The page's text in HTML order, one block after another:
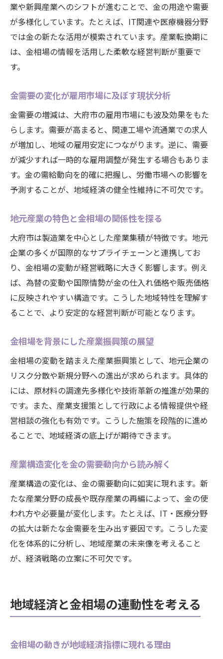
業や新興産業へのシフトが進むことで、金の用途や需要
が多様化しています。たとえば、IT関連や医療機器分野
では金の新たな活用が模索されています。産業転換期に
は、金相場の情報を活用した柔軟な経営判断が重要で
す。
金需要の変化が雇用市場に及ぼす現状分析
金需要の増減は、大府市の雇用市場にも波及効果をもた
らします。需要が高まると、関連工場や流通業での求人
が増加し、地域の雇用安定につながります。逆に、需要
が減少すれば一時的な雇用調整が発生する場合もありま
す。金の需給動向を的確に把握し、労働市場への影響を
予測することが、地域経済の健全性維持に不可欠です。
地元産業の特色と金相場の関係性を探る
大府市は製造業を中心とした産業集積が特徴です。地元
企業の多くが国際的なサプライチェーンと連携してお
り、金相場の変動が経営戦略に大きく影響します。例え
ば、為替の変動や国際情勢が金の仕入れ価格や販売価格
に反映されやすい構造です。こうした地域特性を理解す
ることで、より安定的な経営判断が可能となります。
金相場を背景にした産業振興策の展望
金相場の変動を踏まえた産業振興策として、地元企業の
リスク分散や新規分野への進出が求められます。具体的
には、原材料の調達先多様化や技術革新の推進が効果的
です。また、産業支援策として行政による情報提供や経
営相談の強化も有効です。こうした施策を段階的に進め
ることで、地域経済の底上げが期待できます。
産業構造変化を金の需要動向から読み解く
産業構造の変化は、金の需要動向に如実に現れます。新
たな産業分野の成長や既存産業の再編によって、金の使
われ方や必要量が変化します。たとえば、IT・医療分野
の拡大は新たな金需要を生み出す要因です。こうした変
化を体系的に分析し、地域産業の未来像を考えること
が、経済戦略の立案に不可欠です。
地域経済と金相場の連動性を考える
金相場の動きが地域経済指標に現れる理由